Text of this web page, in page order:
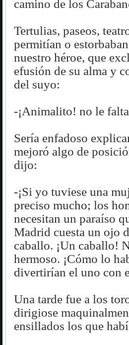
camino de los
Tertulias, paseos,
permitían o
nuestro héroe, que
efusión de su alma y
del suyo:
-¡Animalito! no le
Sería enfadoso
mejoró algo de
dijo:
-¡Si yo tuviese una
preciso mucho; los
necesitan un paraíso
Madrid cuesta un ojo
caballo. ¡Un caballo!
hermoso. ¡Cómo lo
divertirían el uno con
Una tarde fue a los
dirigiose
ensillados los que